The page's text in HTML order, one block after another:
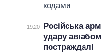
кодами
19:20
Російська
удару
постраждалі